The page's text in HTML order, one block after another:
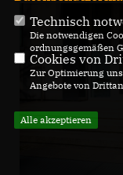
Technisch
Die notwendigen
ordnungsgemäßen
Cookies von
Zur Optimierung
Angebote von
Alle akzeptieren